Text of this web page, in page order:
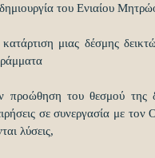
του Ενιαίου
μιας δέσμης
προώθηση του θεσμού της
σε συνεργασία με
λύσεις,